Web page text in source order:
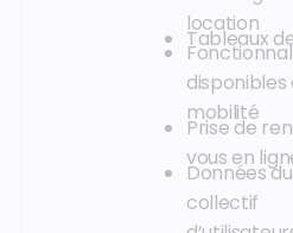
location
Tableaux
disponibles
mobilité
Prise de
vous en
Données du
collectif